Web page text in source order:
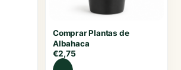
Comprar Plantas de
Albahaca
€2,75